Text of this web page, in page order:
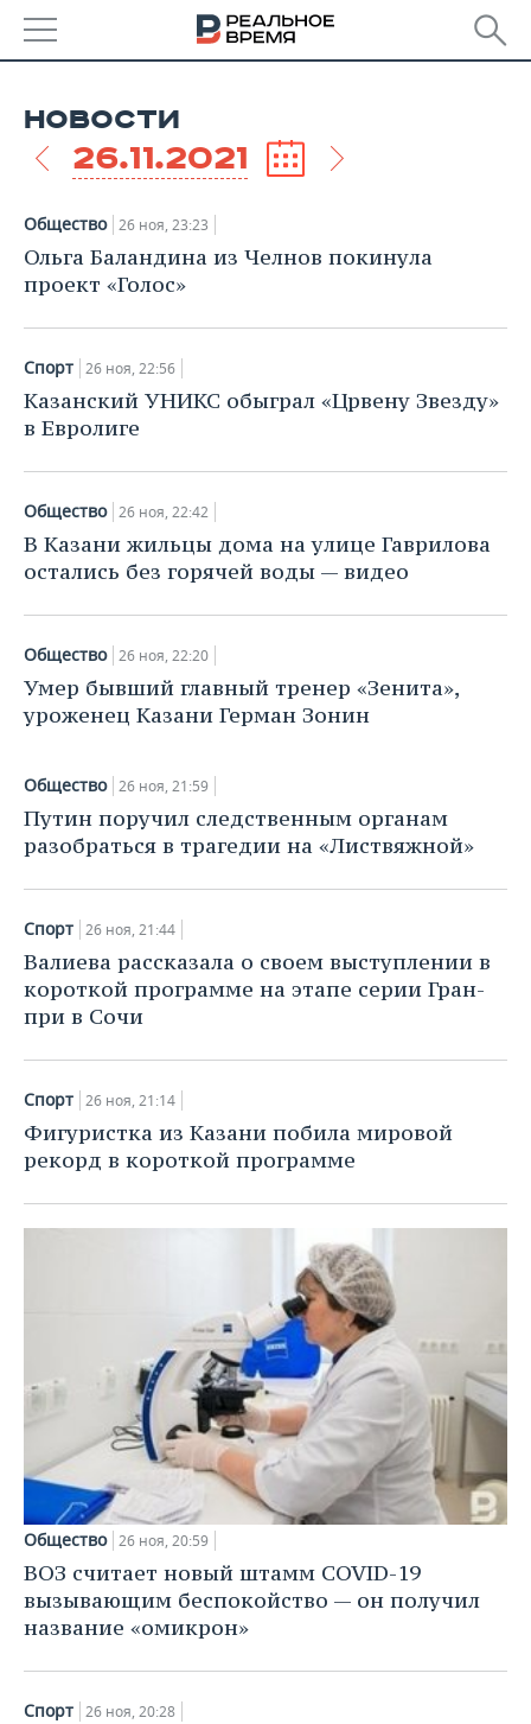
УДМУРТИЯ
НОВОСТИ
НОВОСТИ АНАЛИТИКИ
ДЕКЛАРАЦИИ О ДОХОДАХ
КОРОЛИ ГОСЗАКАЗА ПФО
ВУЗЫ ТАТАРСТАНА
КОМУ ПРИНАДЛЕЖАТ
ТАТАРСТАНА
ЭКОНОМИКА
НОВОСТИ ЭКОНОМИКИ
ФИНАНСЫ
БАНКИ
БЮДЖЕТ
ИНВЕСТИЦИИ
НОВОСТИ
ПРОМЫШЛЕННОСТИ
АГРОПРОМ
НЕФТЕХИМИЯ
ОПК
ЭНЕРГЕТИКА
НЕДВИЖИМОСТЬ
НОВОСТИ НЕДВИЖИМОСТИ
АВТО
НОВОСТИ АВТО
БИЗНЕС
НОВОСТИ БИЗНЕСА
РОЗНИЧНАЯ ТОРГОВЛЯ
УСЛУГИ
ТЕХНОЛОГИИ
НОВОСТИ ТЕХНОЛОГИЙ
МЕДИА
МЕРОПРИЯТИЯ
ВЫЕЗДНАЯ РЕДАКЦИЯ
ONLINE-КОНФЕРЕНЦИИ
ОТКРЫТАЯ ЛЕКЦИЯ
НОВОСТИ СПОРТА
ХОККЕЙ
БАСКЕТБОЛ
КИБЕРСПОРТ
ФИГУРНОЕ КАТАНИЕ
ВОДНЫЕ ВИДЫ СПОРТА
ХОККЕЙ С МЯЧОМ
ОБЩЕСТВО
ВЛАСТЬ
ИНФРАСТРУКТУРА
КУЛЬТУРА
МЕДИЦИНА
ОБРАЗОВАНИЕ
ПРОИСШЕСТВИЯ
СЮЖЕТЫ
СПРАВОЧНИК
СПИСОК КОМПАНИЙ
НОВОСТИ
26.11.2021
Общество 26 ноя, 23:23
Ольга Баландина из Челнов покинула
проект «Голос»
Спорт 26 ноя, 22:56
Казанский УНИКС обыграл «Црвену Звезду»
в Евролиге
Общество 26 ноя, 22:42
В Казани жильцы дома на улице Гаврилова
остались без горячей воды — видео
Общество 26 ноя, 22:20
Умер бывший главный тренер «Зенита»,
уроженец Казани Герман Зонин
Общество 26 ноя, 21:59
Путин поручил следственным органам
разобраться в трагедии на «Листвяжной»
Спорт 26 ноя, 21:44
Валиева рассказала о своем выступлении в
короткой программе на этапе серии Гран-
при в Сочи
Спорт 26 ноя, 21:14
Фигуристка из Казани побила мировой
рекорд в короткой программе
Общество 26 ноя, 20:59
ВОЗ считает новый штамм COVID-19
вызывающим беспокойство — он получил
название «омикрон»
Спорт 26 ноя, 20:28